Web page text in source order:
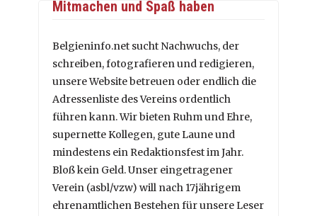
Mitmachen und Spaß haben
Belgieninfo.net sucht Nachwuchs, der
schreiben, fotografieren und redigieren,
unsere Website betreuen oder endlich die
Adressenliste des Vereins ordentlich
führen kann. Wir bieten Ruhm und Ehre,
supernette Kollegen, gute Laune und
mindestens ein Redaktionsfest im Jahr.
Bloß kein Geld. Unser eingetragener
Verein (asbl/vzw) will nach 17jährigem
ehrenamtlichen Bestehen für unsere Leser